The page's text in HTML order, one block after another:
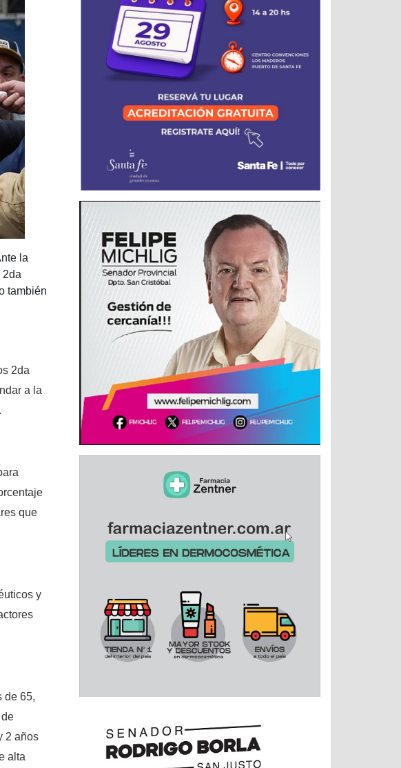
la
2da
también
2da
a la
que
y
de 65,
2 años
alta